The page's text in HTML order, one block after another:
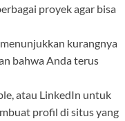
proyek agar bisa
kurangnya
bahwa Anda terus
atau LinkedIn untuk
profil di situs yang